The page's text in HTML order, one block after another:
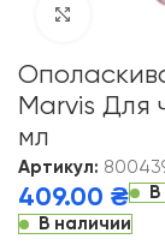
Click to
Marvis Для
мл
Артикул:
409.00 ₴
В наличии